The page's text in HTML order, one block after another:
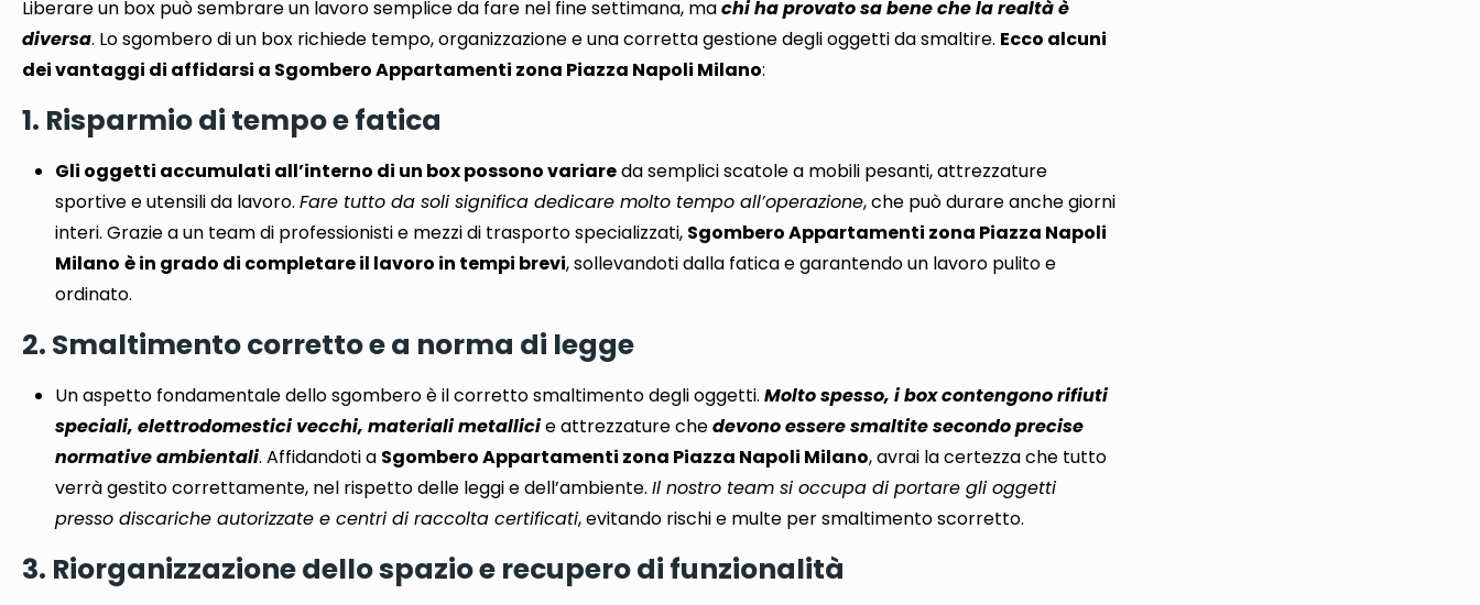
Liberare un box può sembrare un lavoro semplice da fare nel fine settimana, machi ha provato sa bene che la realtà è
diversa. Lo sgombero di un box richiede tempo, organizzazione e una corretta gestione degli oggetti da smaltire. Ecco alcuni
dei vantaggi di affidarsi a Sgombero Appartamenti zona Piazza Napoli Milano:
1. Risparmio di tempo e fatica
Gli oggetti accumulati all’interno di un box possono variareda semplici scatole a mobili pesanti, attrezzature
sportive e utensili da lavoro.Fare tutto da soli significa dedicare molto tempo all’operazione, che può durare anche giorni
interi. Grazie a un team di professionisti e mezzi di trasporto specializzati, Sgombero Appartamenti zona Piazza Napoli
Milano è in grado di completare il lavoro in tempi brevi, sollevandoti dalla fatica e garantendo un lavoro pulito e
ordinato.
2. Smaltimento corretto e a norma di legge
Un aspetto fondamentale dello sgombero è il corretto smaltimento degli oggetti.Molto spesso, i box contengono rifiuti
speciali, elettrodomestici vecchi, materiali metallicie attrezzature chedevono essere smaltite secondo precise
normative ambientali. Affidandoti a Sgombero Appartamenti zona Piazza Napoli Milano, avrai la certezza che tutto
verrà gestito correttamente, nel rispetto delle leggi e dell’ambiente.Il nostro team si occupa di portare gli oggetti
presso discariche autorizzate e centri di raccolta certificati, evitando rischi e multe per smaltimento scorretto.
3. Riorganizzazione dello spazio e recupero di funzionalità